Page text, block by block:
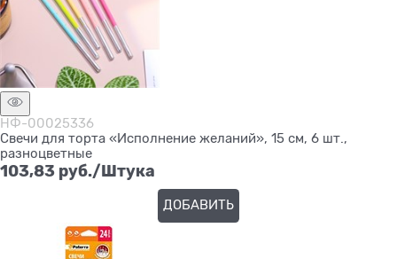
НФ-00025336
Свечи для торта «Исполнение желаний», 15 см, 6 шт.,
разноцветные
103,83 руб./Штука
ДОБАВИТЬ